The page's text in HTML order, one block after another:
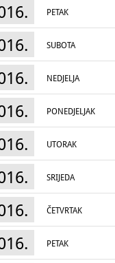
PETAK
SUBOTA
NEDJELJA
PONEDJELJAK
UTORAK
SRIJEDA
ČETVRTAK
PETAK